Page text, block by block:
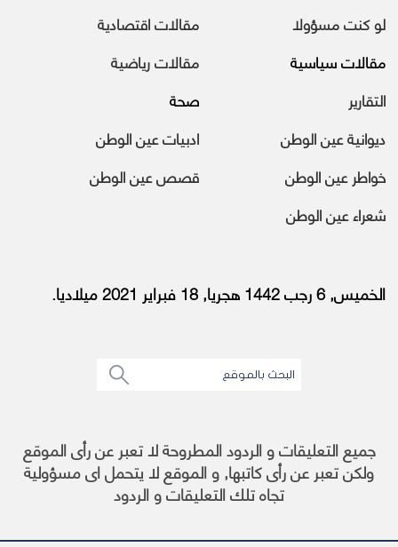
لو كنت مسؤولا
مقالات اقتصادية
مقالات سياسية
مقالات رياضية
التقارير
صحة
ديوانية عين الوطن
ادبيات عين الوطن
خواطر عين الوطن
قصص عين الوطن
شعراء عين الوطن
الخميس, 6 رجب 1442 هجريا, 18 فبراير 2021 ميلاديا.
جميع التعليقات و الردود المطروحة لا تعبر عن رأى الموقع
ولكن تعبر عن رأى كاتبها, و الموقع لا يتحمل اى مسؤولية
تجاه تلك التعليقات و الردود